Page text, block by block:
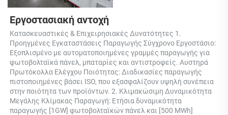
Εργοστασιακή αντοχή
Κατασκευαστικές & Επιχειρησιακές Δυνατότητες 1.
Προηγμένες Εγκαταστάσεις Παραγωγής Σύγχρονο Εργοστάσιο:
Εξοπλισμένο με αυτοματοποιημένες γραμμές παραγωγής για
φωτοβολταϊκά πάνελ, μπαταρίες και αντιστροφείς. Αυστηρά
Πρωτόκολλα Ελέγχου Ποιότητας: Διαδικασίες παραγωγής
πιστοποιημένες βάσει ISO, που εξασφαλίζουν υψηλή συνέπεια
στην ποιότητα των προϊόντων. 2. Κλιμακώσιμη Δυναμικότητα
Μεγάλης Κλίμακας Παραγωγή: Ετήσια δυναμικότητα
παραγωγής [1GW] φωτοβολταϊκών πάνελ και [500 MWh]